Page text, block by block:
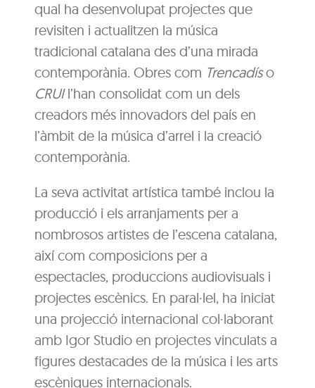
qual ha desenvolupat projectes que
revisiten i actualitzen la música
tradicional catalana des d’una mirada
contemporània. Obres com Trencadíso
CRUIl’han consolidat com un dels
creadors més innovadors del país en
l’àmbit de la música d’arrel i la creació
contemporània.
La seva activitat artística també inclou la
producció i els arranjaments per a
nombrosos artistes de l’escena catalana,
així com composicions per a
espectacles, produccions audiovisuals i
projectes escènics. En paral·lel, ha iniciat
una projecció internacional col·laborant
amb Igor Studio en projectes vinculats a
figures destacades de la música i les arts
escèniques internacionals.